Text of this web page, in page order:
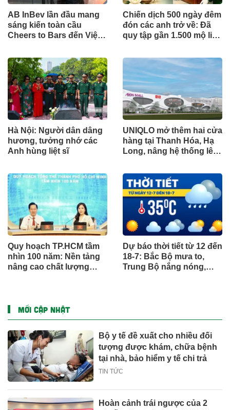
AB InBev lần đầu mang
sáng kiến toàn cầu
Cheers to Bars đến Việt
Chiến dịch 500 ngày đêm
đón các anh trở về: Đã
quy tập gần 1.500 mộ liệt
Hà Nội: Người dân dâng
hương, tưởng nhớ các
Anh hùng liệt sĩ
UNIQLO mở thêm hai cửa
hàng tại Thanh Hóa, Hạ
Long, nâng hệ thống lên
quốc
Quy hoạch TP.HCM tầm
nhìn 100 năm: Nền tảng
nâng cao chất lượng
Dự báo thời tiết từ 12 đến
18-7: Bắc Bộ mưa to,
Trung Bộ nắng nóng,
MỚI CẬP NHẬT
Bộ y tế đề xuất cho nhiều đối
tượng được khám, chữa bệnh
tại nhà, bảo hiểm y tế chi trả
TIN TỨC
Hoàn cảnh trái ngược của 2